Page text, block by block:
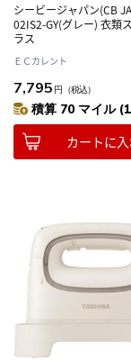
シービージャパン(CB
02IS2-GY(グレー) 衣類
ラス
ＥＣカレント
7,795 円 （税込）
積算 70 マイル
カートに